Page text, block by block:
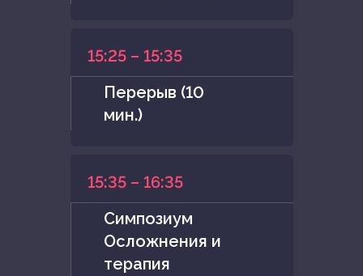
15:25 – 15:35
Перерыв (10
мин.)
15:35 – 16:35
Симпозиум
Осложнения и
терапия